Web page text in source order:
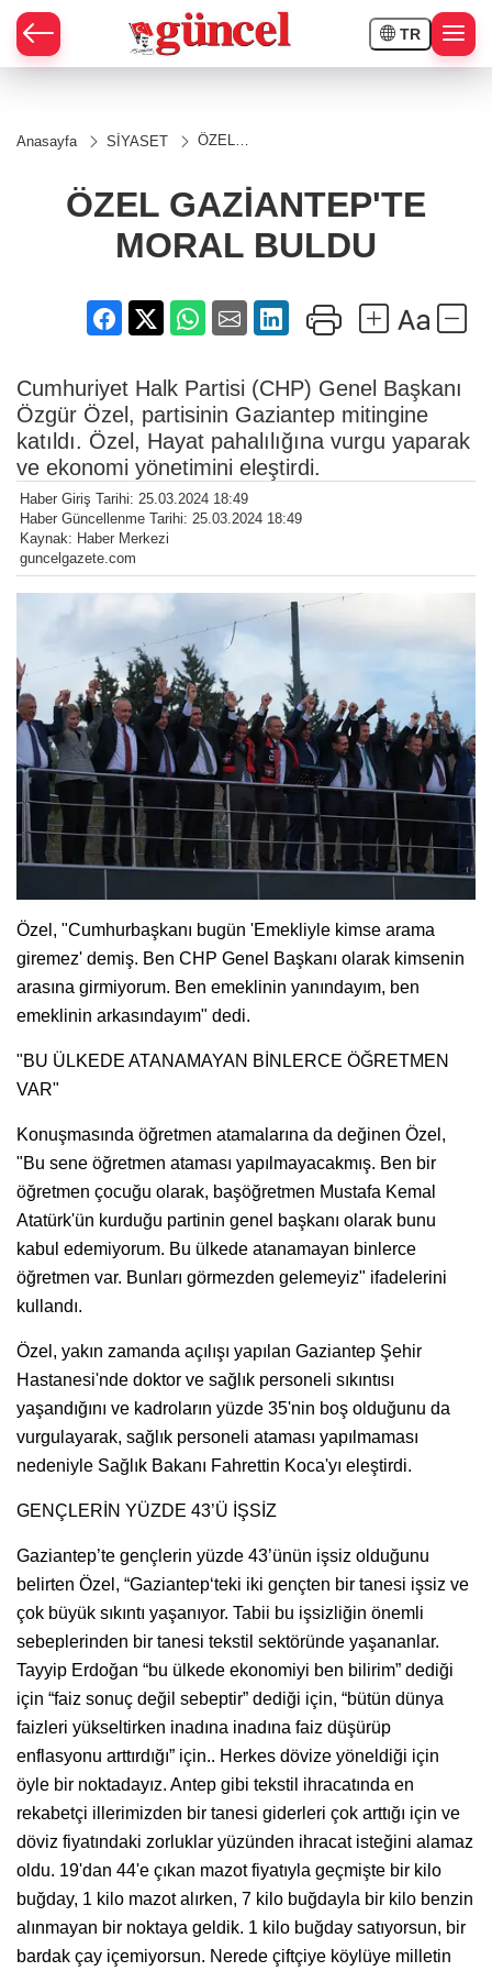
TR
Anasayfa SİYASET
ÖZEL
ÖZEL GAZİANTEP'TE
MORAL BULDU
Cumhuriyet Halk Partisi (CHP) Genel Başkanı
Özgür Özel, partisinin Gaziantep mitingine
katıldı. Özel, Hayat pahalılığına vurgu yaparak
ve ekonomi yönetimini eleştirdi.
Haber Giriş Tarihi: 25.03.2024 18:49
Haber Güncellenme Tarihi: 25.03.2024 18:49
Kaynak: Haber Merkezi
guncelgazete.com
Özel, "Cumhurbaşkanı bugün 'Emekliyle kimse arama
giremez' demiş. Ben CHP Genel Başkanı olarak kimsenin
arasına girmiyorum. Ben emeklinin yanındayım, ben
emeklinin arkasındayım" dedi.
"BU ÜLKEDE ATANAMAYAN BİNLERCE ÖĞRETMEN
VAR"
Konuşmasında öğretmen atamalarına da değinen Özel,
"Bu sene öğretmen ataması yapılmayacakmış. Ben bir
öğretmen çocuğu olarak, başöğretmen Mustafa Kemal
Atatürk'ün kurduğu partinin genel başkanı olarak bunu
kabul edemiyorum. Bu ülkede atanamayan binlerce
öğretmen var. Bunları görmezden gelemeyiz" ifadelerini
kullandı.
Özel, yakın zamanda açılışı yapılan Gaziantep Şehir
Hastanesi'nde doktor ve sağlık personeli sıkıntısı
yaşandığını ve kadroların yüzde 35'nin boş olduğunu da
vurgulayarak, sağlık personeli ataması yapılmaması
nedeniyle Sağlık Bakanı Fahrettin Koca'yı eleştirdi.
GENÇLERİN YÜZDE 43’Ü İŞSİZ
Gaziantep’te gençlerin yüzde 43’ünün işsiz olduğunu
belirten Özel, “Gaziantep‘teki iki gençten bir tanesi işsiz ve
çok büyük sıkıntı yaşanıyor. Tabii bu işsizliğin önemli
sebeplerinden bir tanesi tekstil sektöründe yaşananlar.
Tayyip Erdoğan “bu ülkede ekonomiyi ben bilirim” dediği
için “faiz sonuç değil sebeptir” dediği için, “bütün dünya
faizleri yükseltirken inadına inadına faiz düşürüp
enflasyonu arttırdığı” için.. Herkes dövize yöneldiği için
öyle bir noktadayız. Antep gibi tekstil ihracatında en
rekabetçi illerimizden bir tanesi giderleri çok arttığı için ve
döviz fiyatındaki zorluklar yüzünden ihracat isteğini alamaz
oldu. 19'dan 44'e çıkan mazot fiyatıyla geçmişte bir kilo
buğday, 1 kilo mazot alırken, 7 kilo buğdayla bir kilo benzin
alınmayan bir noktaya geldik. 1 kilo buğday satıyorsun, bir
bardak çay içemiyorsun. Nerede çiftçiye köylüye milletin